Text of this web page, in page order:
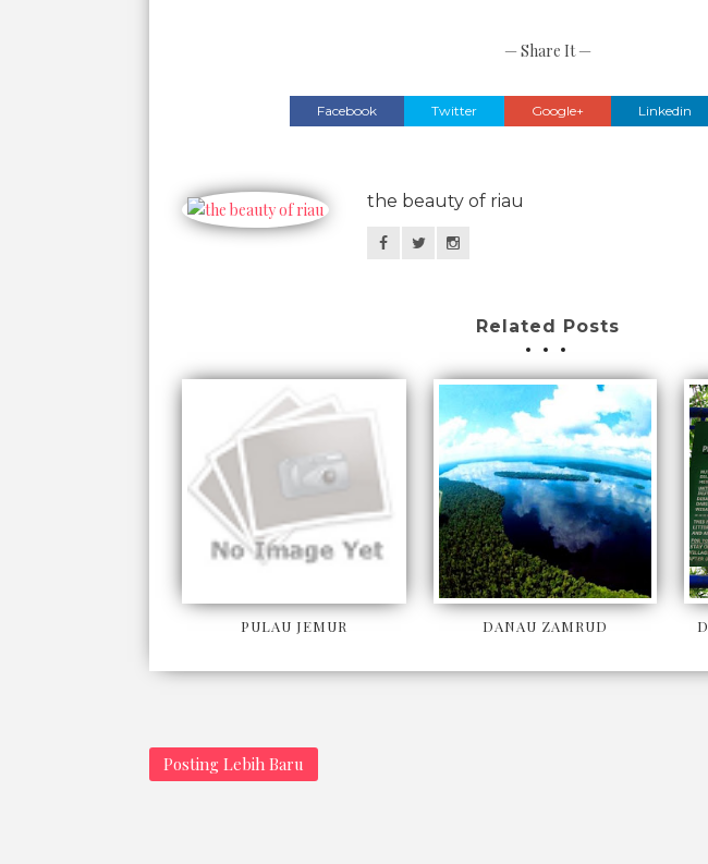
— Share It —
Facebook Twitter Google+ Linkedin
the beauty of riau
Related Posts
PULAU JEMUR DANAU ZAMRUD
Posting Lebih Baru